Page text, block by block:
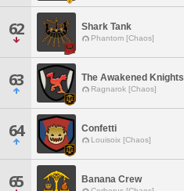
62 Shark Tank
Phantom [Chaos]
63 The Awakened Knights
Ragnarok [Chaos]
64 Confetti
Louisoix [Chaos]
65 Banana Crew